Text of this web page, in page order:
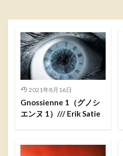
2021年8月16日
Gnossienne 1（グノシ
エンヌ 1）/// Erik Satie